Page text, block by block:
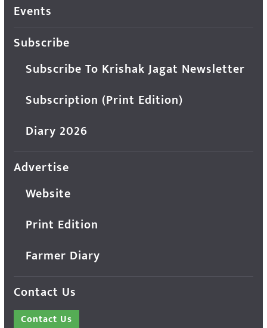
Events
Subscribe
Subscribe To Krishak Jagat Newsletter
Subscription (Print Edition)
Diary 2026
Advertise
Website
Print Edition
Farmer Diary
Contact Us
Contact Us